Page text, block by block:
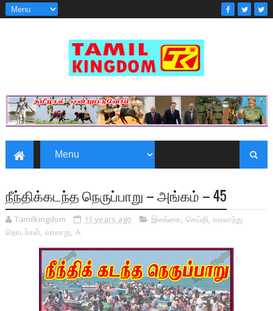
நீந்திக்கடந்த நெருப்பாறு – அங்கம் – 45
Tamilkingdom 11 years ago இலங்கை, செய்தி, வரலாற்று
தொடர்கள், வரலாறு, A